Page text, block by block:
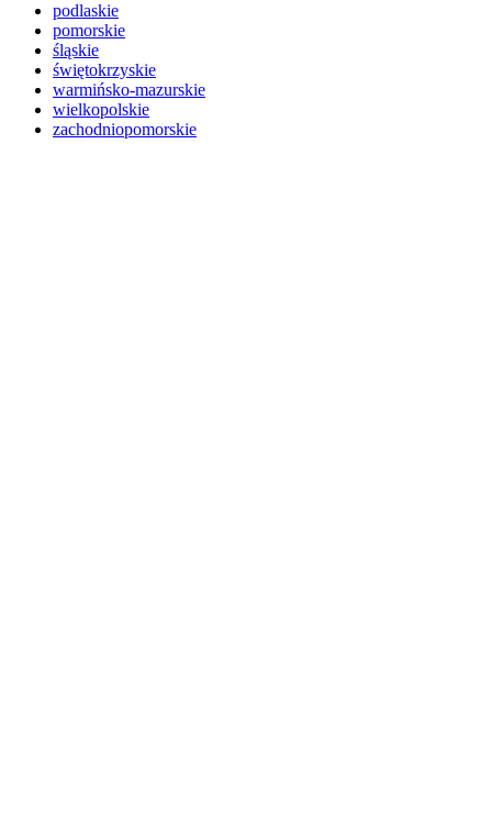
podlaskie
pomorskie
śląskie
świętokrzyskie
warmińsko-mazurskie
wielkopolskie
zachodniopomorskie